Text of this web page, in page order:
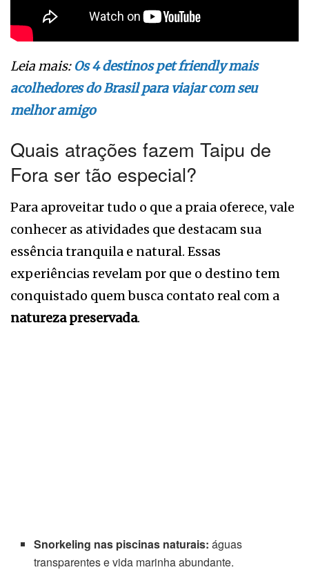
Leia mais: Os 4 destinos pet friendly mais
acolhedores do Brasil para viajar com seu
melhor amigo
Quais atrações fazem Taipu de
Fora ser tão especial?
Para aproveitar tudo o que a praia oferece, vale
conhecer as atividades que destacam sua
essência tranquila e natural. Essas
experiências revelam por que o destino tem
conquistado quem busca contato real com a
natureza preservada.
Snorkeling nas piscinas naturais: águas
transparentes e vida marinha abundante.